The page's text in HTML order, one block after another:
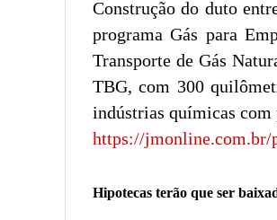
Construção do duto
programa Gás para
Transporte de Gás
TBG, com 300
indústrias químicas com
https://jmonline.com.br/
Hipotecas terão que ser